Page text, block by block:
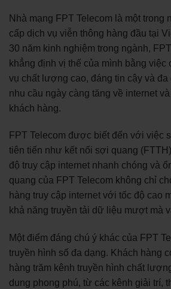
Nhà mạng FPT Telecom là một trong
cấp dịch vụ viễn thông hàng đầu tại
30 năm kinh nghiệm trong ngành,
khẳng định vị thế của mình bằng việc
vụ chất lượng cao, đáng tin cậy và đa
nhu cầu ngày càng tăng về internet
khách hàng.
FPT Telecom được biết đến với việc
tiên tiến như kết nối sợi quang
độ truy cập internet nhanh chóng và
quang của FPT Telecom không chỉ
hàng truy cập internet với tốc độ cao
khả năng truyền tải dữ liệu mượt mà
Một điểm đáng chú ý khác của FPT
truyền hình số đa dạng. Khách hàng
hàng trăm kênh truyền hình chất
dung phong phú, từ các kênh giải trí,